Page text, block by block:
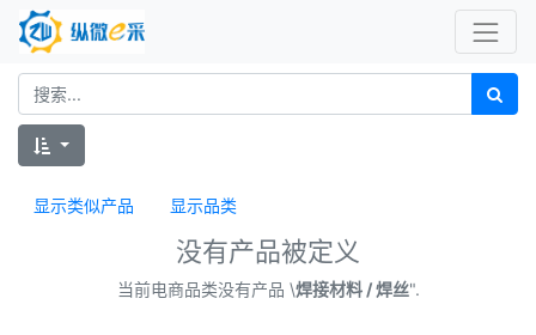
显示类似产品 显示品类
没有产品被定义
当前电商品类没有产品 \焊接材料 / 焊丝".